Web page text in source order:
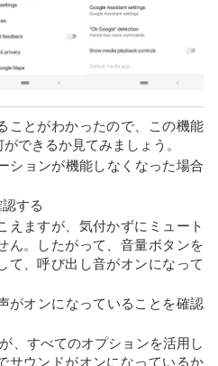
ことがわかったので、この機能
できるか見てみましょう。
ションが機能しなくなった場合
する
えますが、気付かずにミュート
ん。したがって、音量ボタンを
て、呼び出し音がオンになって
がオンになっていることを確認
、すべてのオプションを活用し
サウンドがオンになっているか